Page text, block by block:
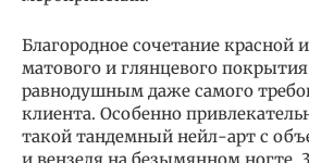
Благородное сочетание красной
матового и глянцевого
равнодушным даже самого
клиента. Особенно
такой тандемный нейл-арт с